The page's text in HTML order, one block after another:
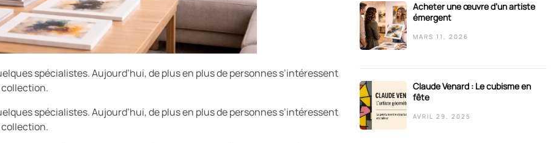
spécialistes. Aujourd’hui, de plus en plus de personnes s’intéressent
spécialistes. Aujourd’hui, de plus en plus de personnes s’intéressent
Acheter une œuvre d’un artiste
émergent
MARS 11, 2026
Claude Venard : Le cubisme en
fête
AVRIL 29, 2025